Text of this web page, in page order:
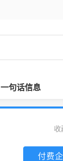
一句话信息
收
付费